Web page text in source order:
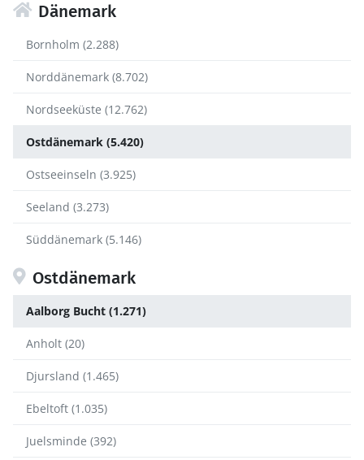
Dänemark
Bornholm (2.288)
Norddänemark (8.702)
Nordseeküste (12.762)
Ostdänemark (5.420)
Ostseeinseln (3.925)
Seeland (3.273)
Süddänemark (5.146)
Ostdänemark
Aalborg Bucht (1.271)
Anholt (20)
Djursland (1.465)
Ebeltoft (1.035)
Juelsminde (392)